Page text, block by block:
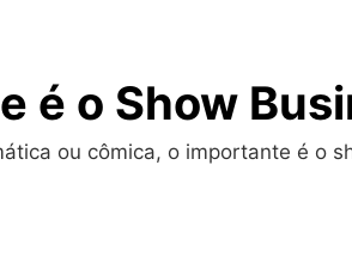
é o Show
ou cômica, o importante é o